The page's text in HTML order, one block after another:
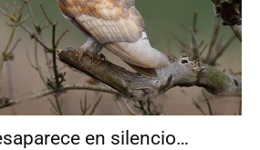
en silencio…